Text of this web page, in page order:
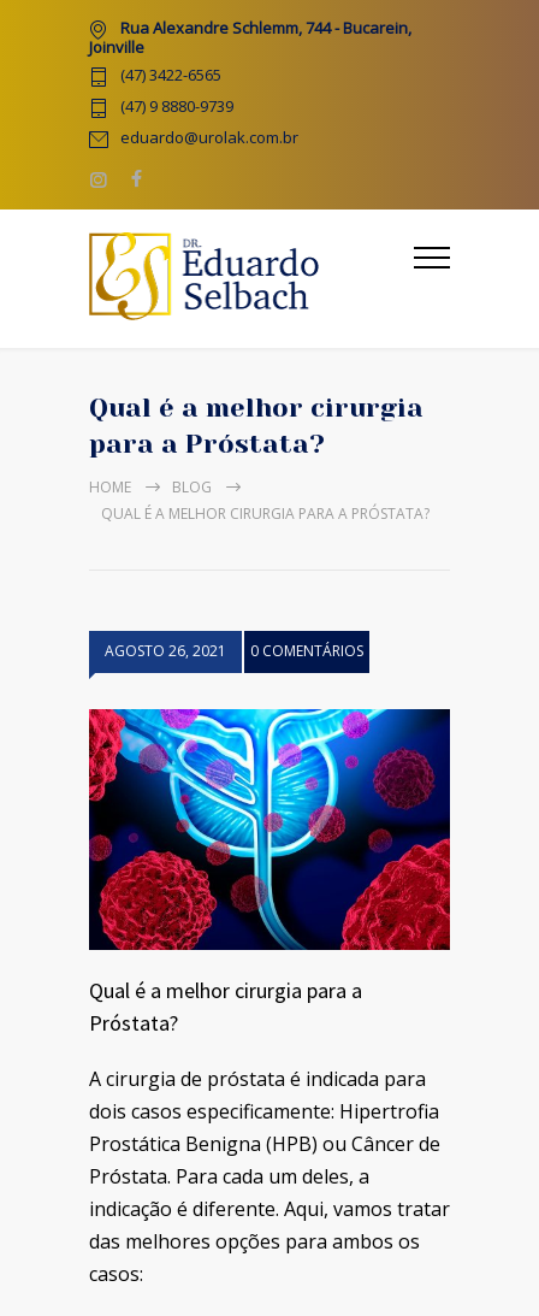
Rua Alexandre Schlemm, 744 - Bucarein,
Joinville
(47) 3422-6565
(47) 9 8880-9739
eduardo@urolak.com.br
Qual é a melhor cirurgia
para a Próstata?
HOME
BLOG
QUAL É A MELHOR CIRURGIA PARA A PRÓSTATA?
AGOSTO 26, 2021 0 COMENTÁRIOS
Qual é a melhor cirurgia para a
Próstata?
A cirurgia de próstata é indicada para
dois casos especificamente: Hipertrofia
Prostática Benigna (HPB) ou Câncer de
Próstata. Para cada um deles, a
indicação é diferente. Aqui, vamos tratar
das melhores opções para ambos os
casos: